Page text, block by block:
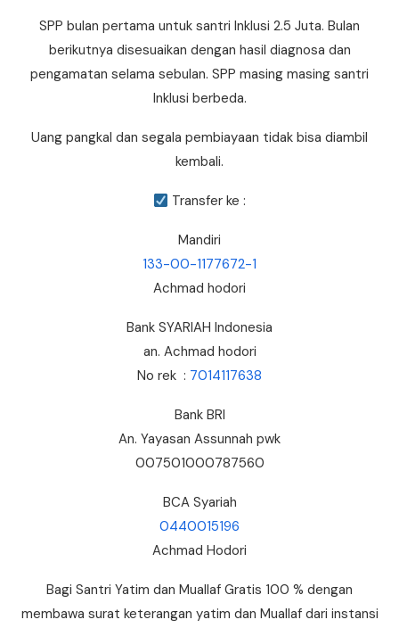
SPP bulan pertama untuk santri Inklusi 2.5 Juta. Bulan
berikutnya disesuaikan dengan hasil diagnosa dan
pengamatan selama sebulan. SPP masing masing santri
Inklusi berbeda.
Uang pangkal dan segala pembiayaan tidak bisa diambil
kembali.
Transfer ke :
Mandiri
133-00-1177672-1
Achmad hodori
Bank SYARIAH Indonesia
an. Achmad hodori
No rek : 7014117638
Bank BRI
An. Yayasan Assunnah pwk
007501000787560
BCA Syariah
0440015196
Achmad Hodori
Bagi Santri Yatim dan Muallaf Gratis 100 % dengan
membawa surat keterangan yatim dan Muallaf dari instansi